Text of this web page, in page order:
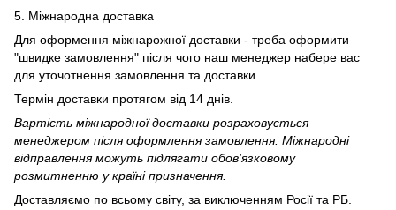
5. Міжнародна доставка
Для оформення міжнарожної доставки - треба оформити
"швидке замовлення" після чого наш менеджер набере вас
для уточотнення замовлення та доставки.
Термін доставки протягом від 14 днів.
Вартість міжнародної доставки розраховується
менеджером після оформлення замовлення. Міжнародні
відправлення можуть підлягати обов’язковому
розмитненню у країні призначення.
Доставляємо по всьому світу, за виключенням Росії та РБ.